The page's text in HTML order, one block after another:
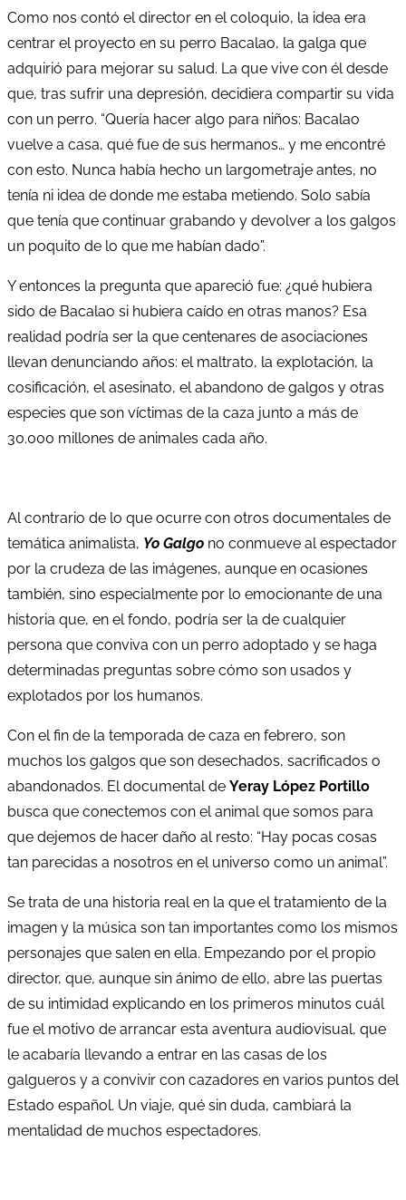
Como nos contó el director en el coloquio, la idea era
centrar el proyecto en su perro Bacalao, la galga que
adquirió para mejorar su salud. La que vive con él desde
que, tras sufrir una depresión, decidiera compartir su vida
con un perro. “Quería hacer algo para niños: Bacalao
vuelve a casa, qué fue de sus hermanos… y me encontré
con esto. Nunca había hecho un largometraje antes, no
tenía ni idea de donde me estaba metiendo. Solo sabía
que tenía que continuar grabando y devolver a los galgos
un poquito de lo que me habían dado”.
Y entonces la pregunta que apareció fue: ¿qué hubiera
sido de Bacalao si hubiera caído en otras manos? Esa
realidad podría ser la que centenares de asociaciones
llevan denunciando años: el maltrato, la explotación, la
cosificación, el asesinato, el abandono de galgos y otras
especies que son víctimas de la caza junto a más de
30.000 millones de animales cada año.
Al contrario de lo que ocurre con otros documentales de
temática animalista, Yo Galgo no conmueve al espectador
por la crudeza de las imágenes, aunque en ocasiones
también, sino especialmente por lo emocionante de una
historia que, en el fondo, podría ser la de cualquier
persona que conviva con un perro adoptado y se haga
determinadas preguntas sobre cómo son usados y
explotados por los humanos.
Con el fin de la temporada de caza en febrero, son
muchos los galgos que son desechados, sacrificados o
abandonados. El documental de Yeray López Portillo
busca que conectemos con el animal que somos para
que dejemos de hacer daño al resto: “Hay pocas cosas
tan parecidas a nosotros en el universo como un animal”.
Se trata de una historia real en la que el tratamiento de la
imagen y la música son tan importantes como los mismos
personajes que salen en ella. Empezando por el propio
director, que, aunque sin ánimo de ello, abre las puertas
de su intimidad explicando en los primeros minutos cuál
fue el motivo de arrancar esta aventura audiovisual, que
le acabaría llevando a entrar en las casas de los
galgueros y a convivir con cazadores en varios puntos del
Estado español. Un viaje, qué sin duda, cambiará la
mentalidad de muchos espectadores.